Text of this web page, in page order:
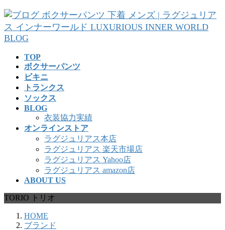
コ
ン
テ
ン
ナ
ビ
ゲ
ー
TOP
ボクサーパンツ
ビキニ
トランクス
ソックス
BLOG
衣装協力実績
オンラインストア
ラグジュリアス本店
ラグジュリアス 楽天市場店
ラグジュリアス Yahoo店
ラグジュリアス amazon店
ABOUT US
TORIO トリオ
HOME
ブランド